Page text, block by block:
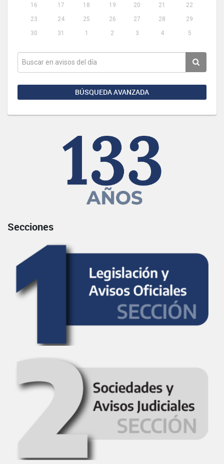
16
17 18 19 20 21
22
23
24 25 26 27 28
29
30
31 1 2 3 4 5
BÚSQUEDA AVANZADA
Secciones